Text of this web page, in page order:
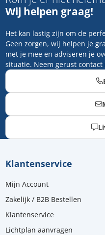
Wij helpen graag!
Het kan lastig zijn om de
Geen zorgen, wij helpen je
met je mee en adviseren je
situatie. Neem gerust contact
Klantenservice
Mijn Account
Zakelijk / B2B Bestellen
Klantenservice
Lichtplan aanvragen